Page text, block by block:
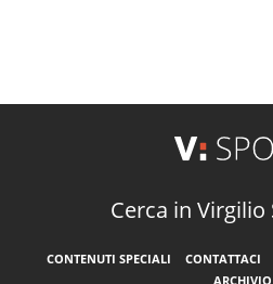
Cerca in Virgilio
CONTENUTI SPECIALI CONTATTACI
ARCHIVIO